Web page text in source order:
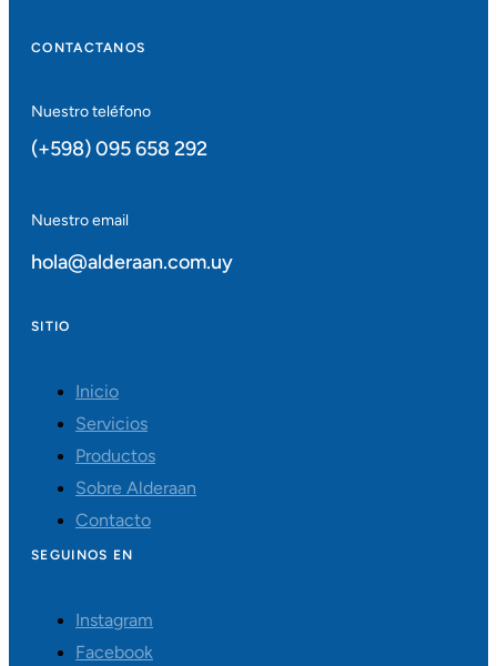
CONTACTANOS
Nuestro teléfono
(+598) 095 658 292
Nuestro email
hola@alderaan.com.uy
SITIO
Inicio
Servicios
Productos
Sobre Alderaan
Contacto
SEGUINOS EN
Instagram
Facebook